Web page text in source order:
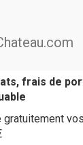
frais de
gratuitement